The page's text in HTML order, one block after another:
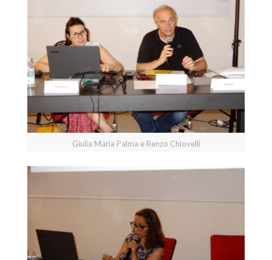
Giulia Maria Palma e Renzo Chiovelli